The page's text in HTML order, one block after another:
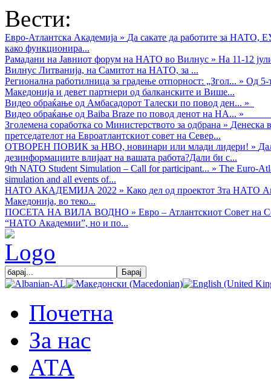
Вести:
Евро-Атлантска Академија » Да сакате да работите за НАТО,
како функционира...
Рамадани на Јавниот форум на НАТО во Вилнус » На 11-12
Вилнус Литванија, на Самитот на НАТО, за ...
Регионална работилница за градење отпорност: „Згол... » Од 5-
Македонија и девет партнери од балканските и Више...
Видео обраќањe од Амбасадорот Талески по повод ден... »
Видео обраќање од Baiba Braze по повод денот на НА... »
Зголемена соработка со Министерството за одбрана » Денеска
претседателот на Евроатлантскиот совет на Север...
ОТВОРЕН ПОВИК за НВО, новинари или млади лидери! »
дезинформациите влијаат на вашата работа?Дали би с...
9th NATO Student Simulation – Call for participant... » The Euro-
simulation and all events of...
НАТО АКАДЕМИЈА 2022 » Како дел од проектот 3та НАТО
Македонија, во теко...
ПОСЕТА НА ВИЛА ВОДНО » Евро – Атлантскиот Совет на
“НАТО Академии”, но и по...
Почетна
За нас
АТА